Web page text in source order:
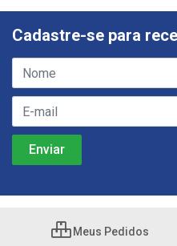
Cadastre-se para
Meus Pedidos